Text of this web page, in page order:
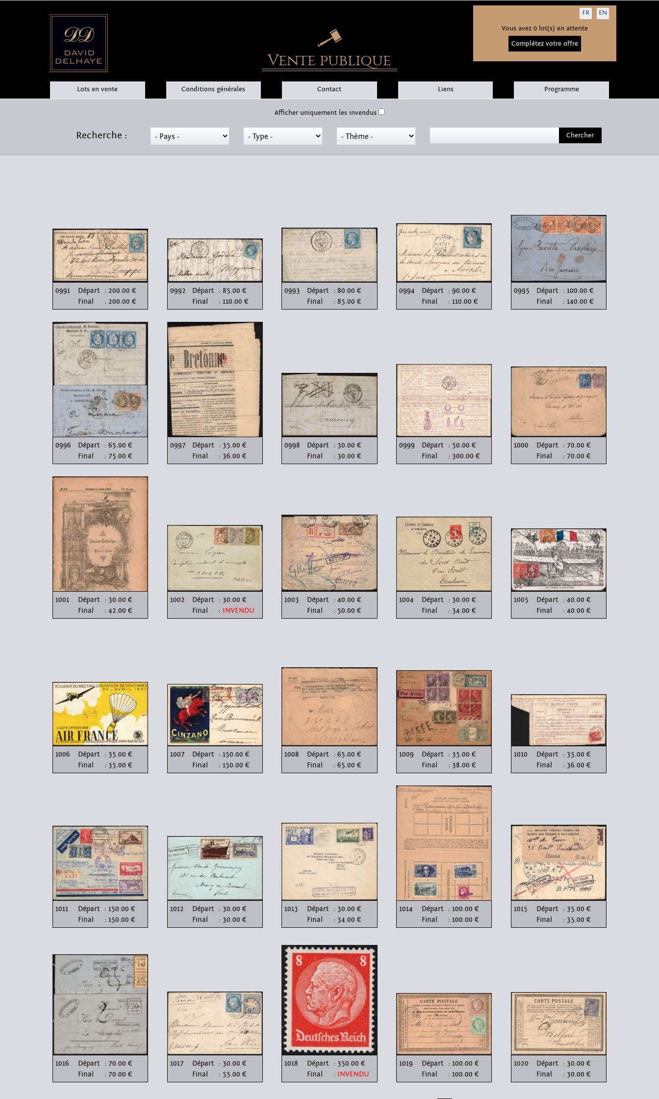
Vente publique
FR
EN
Vous avez 0 lot(s) en attente
Complétez votre offre
Lots en vente Conditions générales Contact Liens Programme
Afficher uniquement les invendus
Recherche :
0991 Départ : 200.00 €
Final
: 200.00 €
0992 Départ : 85.00 €
Final
: 110.00 €
0993 Départ : 80.00 €
Final
: 85.00 €
0994 Départ : 90.00 €
Final
: 110.00 €
0995 Départ : 100.00 €
Final
: 140.00 €
0996 Départ : 65.00 €
Final
: 75.00 €
0997 Départ : 35.00 €
Final
: 36.00 €
0998 Départ : 30.00 €
Final
: 30.00 €
0999 Départ : 50.00 €
Final
: 300.00 €
1000 Départ : 70.00 €
Final
: 70.00 €
1001 Départ : 30.00 €
Final
: 42.00 €
1002 Départ : 30.00 €
Final
: INVENDU
1003 Départ : 40.00 €
Final
: 50.00 €
1004 Départ : 30.00 €
Final
: 34.00 €
1005 Départ : 40.00 €
Final
: 40.00 €
1006 Départ : 35.00 €
Final
: 35.00 €
1007 Départ : 150.00 €
Final
: 150.00 €
1008 Départ : 65.00 €
Final
: 65.00 €
1009 Départ : 35.00 €
Final
: 38.00 €
1010 Départ : 35.00 €
Final
: 36.00 €
1011 Départ : 150.00 €
Final
: 150.00 €
1012 Départ : 30.00 €
Final
: 30.00 €
1013 Départ : 30.00 €
Final
: 34.00 €
1014 Départ : 100.00 €
Final
: 100.00 €
1015 Départ : 35.00 €
Final
: 35.00 €
1016 Départ : 70.00 €
Final
: 70.00 €
1017 Départ : 30.00 €
Final
: 55.00 €
1018 Départ : 350.00 €
Final
: INVENDU
1019 Départ : 100.00 €
Final
: 100.00 €
1020 Départ : 30.00 €
Final
: 30.00 €